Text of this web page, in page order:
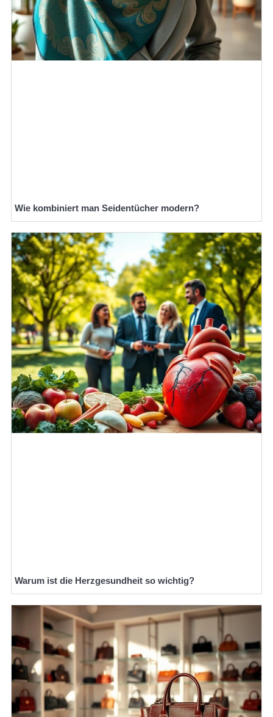
Wie kombiniert man Seidentücher modern?
Warum ist die Herzgesundheit so wichtig?